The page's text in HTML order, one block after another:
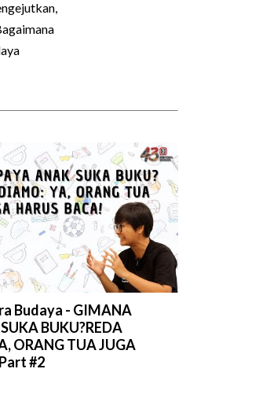
Budaya - GIMANA
BUKU?REDA
ORANG TUA JUGA
#2